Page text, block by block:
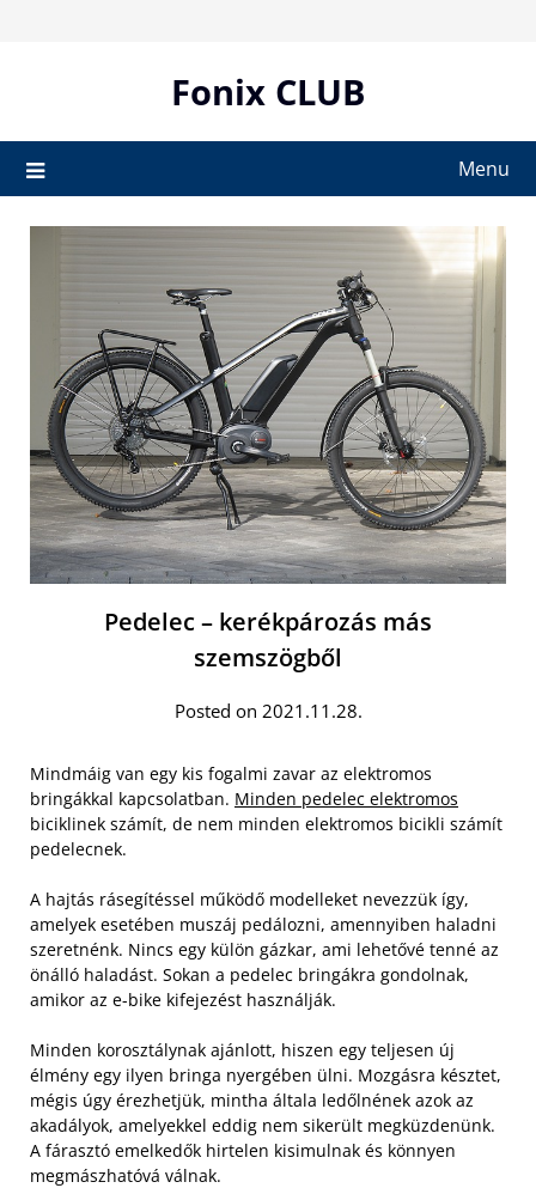
Fonix CLUB
Menu
Pedelec – kerékpározás más
szemszögből
Posted on 2021.11.28.
Mindmáig van egy kis fogalmi zavar az elektromos
bringákkal kapcsolatban. Minden pedelec elektromos
biciklinek számít, de nem minden elektromos bicikli számít
pedelecnek.
A hajtás rásegítéssel működő modelleket nevezzük így,
amelyek esetében muszáj pedálozni, amennyiben haladni
szeretnénk. Nincs egy külön gázkar, ami lehetővé tenné az
önálló haladást. Sokan a pedelec bringákra gondolnak,
amikor az e-bike kifejezést használják.
Minden korosztálynak ajánlott, hiszen egy teljesen új
élmény egy ilyen bringa nyergében ülni. Mozgásra késztet,
mégis úgy érezhetjük, mintha általa ledőlnének azok az
akadályok, amelyekkel eddig nem sikerült megküzdenünk.
A fárasztó emelkedők hirtelen kisimulnak és könnyen
megmászhatóvá válnak.